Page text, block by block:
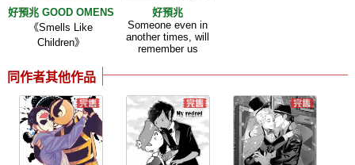
好預兆 GOOD OMENS
《Smells Like
Children》
好預兆
Someone even in
another times, will
remember us
同作者其他作品